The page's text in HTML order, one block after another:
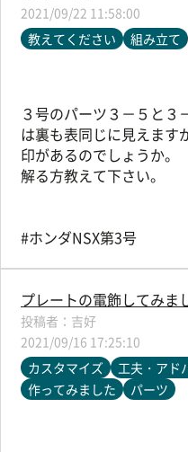
2021/09/22 11:58:00
教えてください 組み立て
３号のパーツ３－５と３
は裏も表同じに見えます
印があるのでしょうか。
解る方教えて下さい。
#ホンダNSX第3号
プレートの電飾してみま
吉好
2021/09/16 17:25:10
カスタマイズ 工夫・アド
作ってみました
パーツ